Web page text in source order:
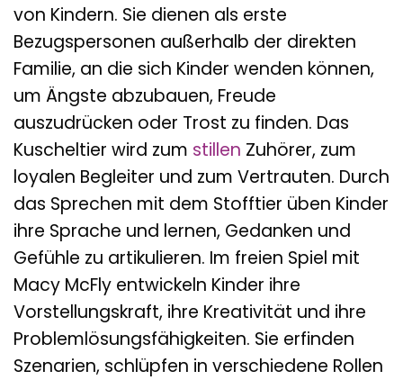
von Kindern. Sie dienen als erste
Bezugspersonen außerhalb der direkten
Familie, an die sich Kinder wenden können,
um Ängste abzubauen, Freude
auszudrücken oder Trost zu finden. Das
Kuscheltier wird zum stillen Zuhörer, zum
loyalen Begleiter und zum Vertrauten. Durch
das Sprechen mit dem Stofftier üben Kinder
ihre Sprache und lernen, Gedanken und
Gefühle zu artikulieren. Im freien Spiel mit
Macy McFly entwickeln Kinder ihre
Vorstellungskraft, ihre Kreativität und ihre
Problemlösungsfähigkeiten. Sie erfinden
Szenarien, schlüpfen in verschiedene Rollen